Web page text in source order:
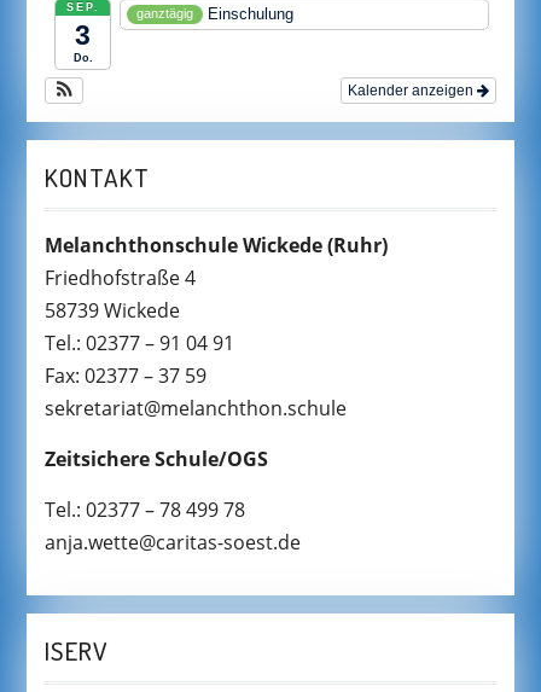
SEP.
3
Do.
ganztägig Einschulung
Kalender anzeigen
KONTAKT
Melanchthonschule Wickede(Ruhr)
Friedhofstraße 4
58739 Wickede
Tel.: 02377 – 91 04 91
Fax: 02377 – 37 59
sekretariat@melanchthon.schule
Zeitsichere Schule/OGS
Tel.: 02377 – 78 499 78
anja.wette@caritas-soest.de
ISERV